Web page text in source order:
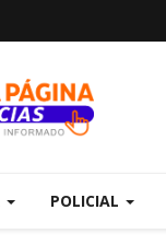
POLICIAL